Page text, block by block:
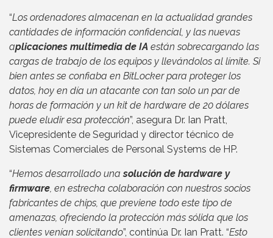
“Los ordenadores almacenan en la actualidad grandes
cantidades de información confidencial, y las nuevas
aplicaciones multimedia de IA están sobrecargando las
cargas de trabajo de los equipos y llevándolos al límite. Si
bien antes se confiaba en BitLocker para proteger los
datos, hoy en día un atacante con tan solo un par de
horas de formación y un kit de hardware de 20 dólares
puede eludir esa protección”, asegura Dr. Ian Pratt,
Vicepresidente de Seguridad y director técnico de
Sistemas Comerciales de Personal Systems de HP.
“Hemos desarrollado unasolución de hardware y
firmware, en estrecha colaboración con nuestros socios
fabricantes de chips, que previene todo este tipo de
amenazas, ofreciendo la protección más sólida que los
clientes venían solicitando”, continúa Dr. Ian Pratt. “Esto